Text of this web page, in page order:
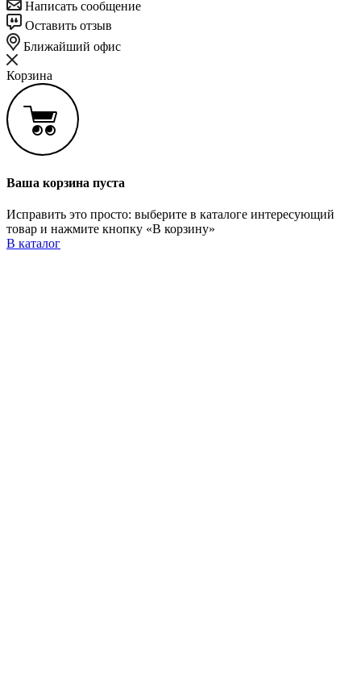
Написать сообщение
Оставить отзыв
Ближайший офис
Корзина
Ваша корзина пуста
Исправить это просто: выберите в каталоге интересующий
товар и нажмите кнопку «В корзину»
В каталог